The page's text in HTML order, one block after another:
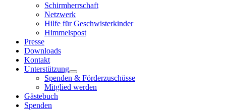
Schirmherrschaft
Netzwerk
Hilfe für Geschwisterkinder
Himmelspost
Presse
Downloads
Kontakt
Unterstützung
Spenden & Förderzuschüsse
Mitglied werden
Gästebuch
Spenden